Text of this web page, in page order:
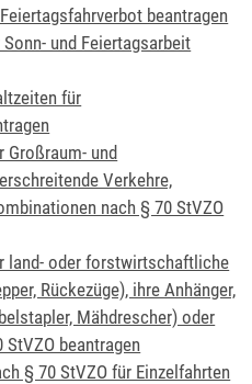
beantragen
und Feiertagsarbeit
für
Großraum- und
Verkehre,
nach § 70 StVZO
land- oder forstwirtschaftliche
Rückezüge), ihre Anhänger,
Mähdrescher) oder
beantragen
§ 70 StVZO für Einzelfahrten